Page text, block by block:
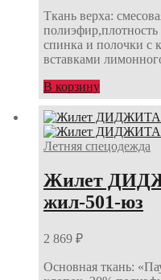
Ткань верха:
спинка и полочки с
вставками
В корзину
Летняя спецодежда
Жилет
жил-501-юз
2 869 ₽
Основная ткань: